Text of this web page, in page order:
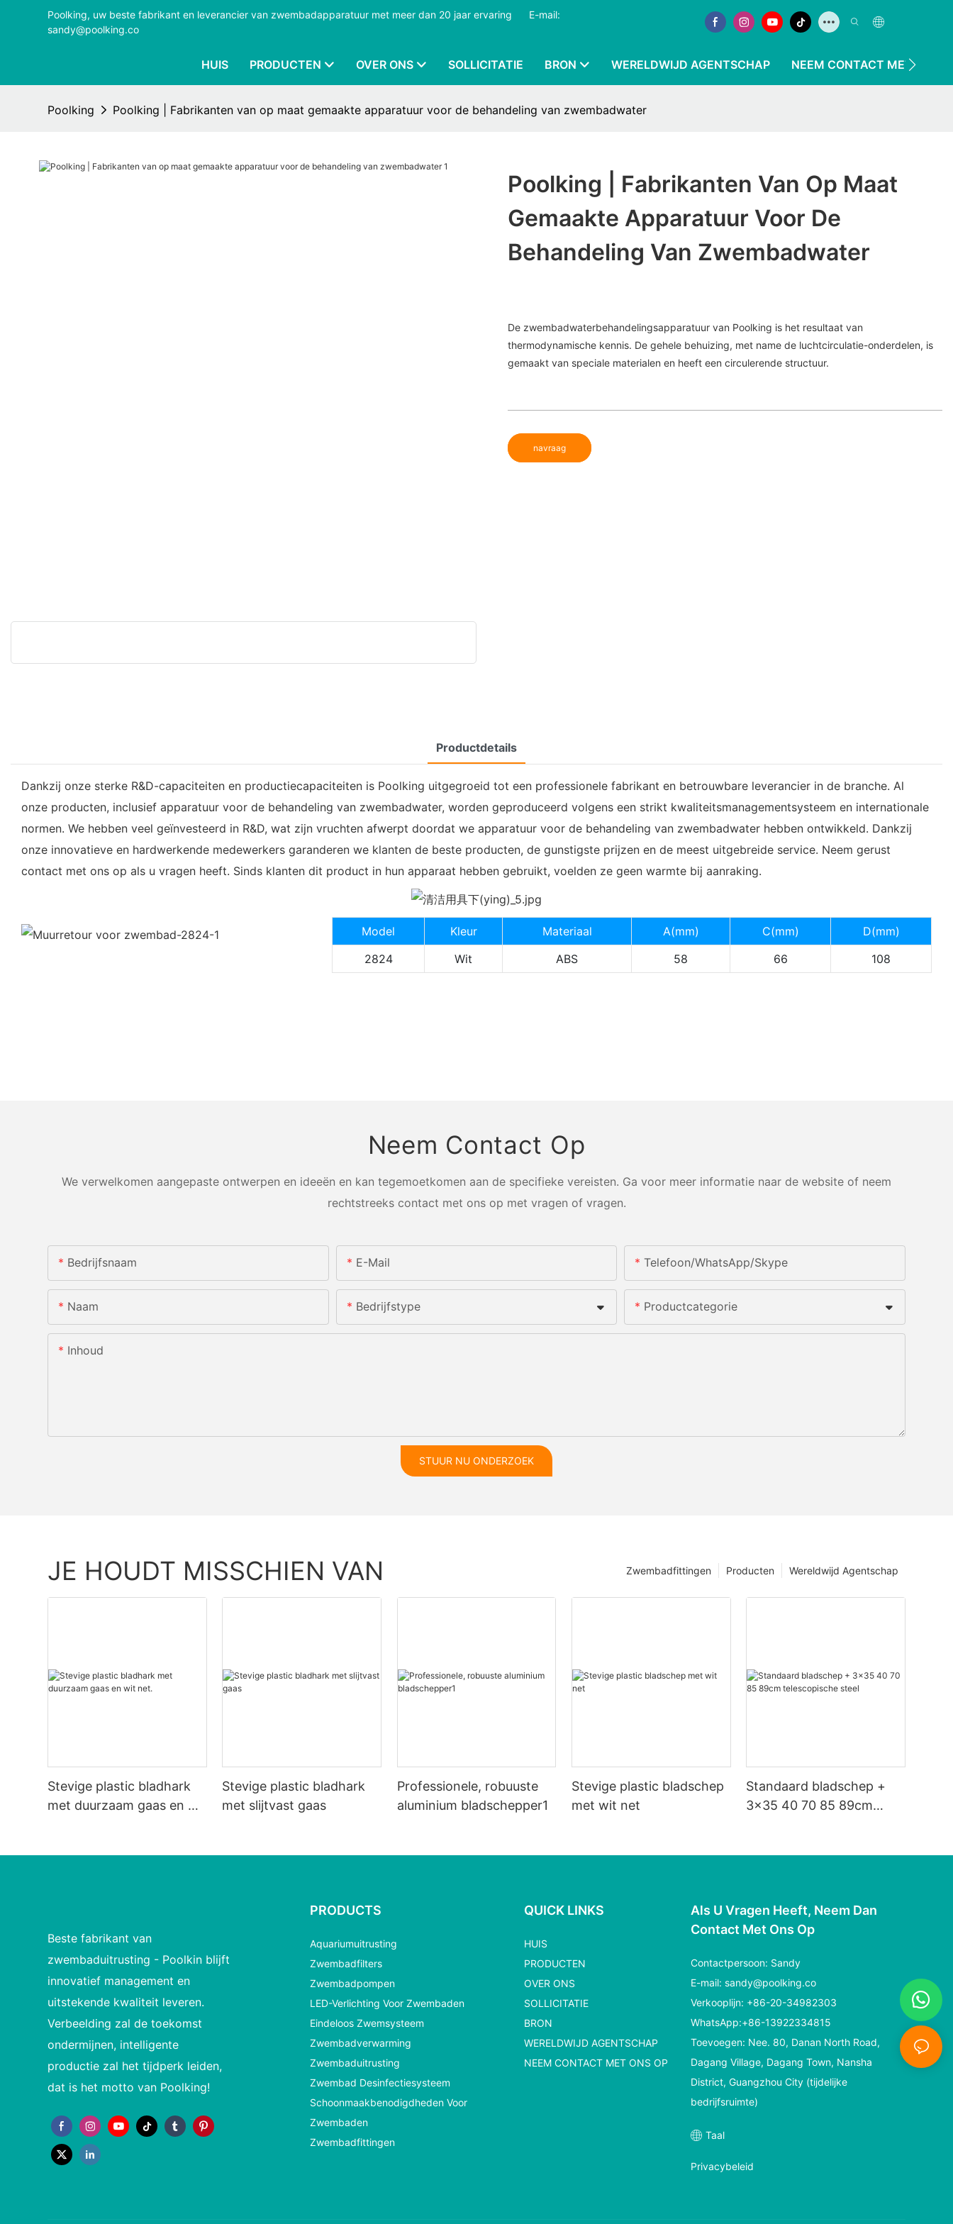
Poolking, uw beste fabrikant en leverancier van zwembadapparatuur met meer dan 20 jaar ervaring
E-mail:
sandy@poolking.co
HUIS PRODUCTEN OVER ONS SOLLICITATIE BRON WERELDWIJD AGENTSCHAP NEEM CONTACT MET ONS
Poolking Poolking | Fabrikanten van op maat gemaakte apparatuur voor de behandeling van zwembadwater
Poolking | Fabrikanten Van Op Maat
Gemaakte Apparatuur Voor De
Behandeling Van Zwembadwater
De zwembadwaterbehandelingsapparatuur van Poolking is het resultaat van
thermodynamische kennis. De gehele behuizing, met name de luchtcirculatie-onderdelen, is
gemaakt van speciale materialen en heeft een circulerende structuur.
navraag
Productdetails
Dankzij onze sterke R&D-capaciteiten en productiecapaciteiten is Poolking uitgegroeid tot een professionele fabrikant en betrouwbare leverancier in de branche. Al
onze producten, inclusief apparatuur voor de behandeling van zwembadwater, worden geproduceerd volgens een strikt kwaliteitsmanagementsysteem en internationale
normen. We hebben veel geïnvesteerd in R&D, wat zijn vruchten afwerpt doordat we apparatuur voor de behandeling van zwembadwater hebben ontwikkeld. Dankzij
onze innovatieve en hardwerkende medewerkers garanderen we klanten de beste producten, de gunstigste prijzen en de meest uitgebreide service. Neem gerust
contact met ons op als u vragen heeft. Sinds klanten dit product in hun apparaat hebben gebruikt, voelden ze geen warmte bij aanraking.
Model Kleur Materiaal A(mm) C(mm)
D(mm)
2824
Wit ABS 58 66 108
Neem Contact Op
We verwelkomen aangepaste ontwerpen en ideeën en kan tegemoetkomen aan de specifieke vereisten. Ga voor meer informatie naar de website of neem
rechtstreeks contact met ons op met vragen of vragen.
Bedrijfsnaam E-Mail Telefoon/WhatsApp/Skype
Naam Bedrijfstype Productcategorie
Inhoud
STUUR NU ONDERZOEK
JE HOUDT MISSCHIEN VAN Wereldwijd Agentschap
Producten
Zwembadfittingen
Stevige plastic bladhark
met duurzaam gaas en wit
Stevige plastic bladhark
met slijtvast gaas
Professionele, robuuste
aluminium bladschepper1
Stevige plastic bladschep
met wit net
Standaard bladschep +
3x35 40 70 85 89cm
Beste fabrikant van
zwembaduitrusting - Poolkin blijft
innovatief management en
uitstekende kwaliteit leveren.
Verbeelding zal de toekomst
ondermijnen, intelligente
productie zal het tijdperk leiden,
dat is het motto van Poolking!
PRODUCTS
Aquariumuitrusting
Zwembadfilters
Zwembadpompen
LED-Verlichting Voor Zwembaden
Eindeloos Zwemsysteem
Zwembadverwarming
Zwembaduitrusting
Zwembad Desinfectiesysteem
Schoonmaakbenodigdheden Voor
Zwembaden
Zwembadfittingen
QUICK LINKS
HUIS
PRODUCTEN
OVER ONS
SOLLICITATIE
BRON
WERELDWIJD AGENTSCHAP
NEEM CONTACT MET ONS OP
Als U Vragen Heeft, Neem Dan
Contact Met Ons Op
Contactpersoon: Sandy
E-mail:sandy@poolking.co
Verkooplijn: +86-20-34982303
WhatsApp:+86-13922334815
Toevoegen: Nee. 80, Danan North Road,
Dagang Village, Dagang Town, Nansha
District, Guangzhou City (tijdelijke
bedrijfsruimte)
Taal
Privacybeleid